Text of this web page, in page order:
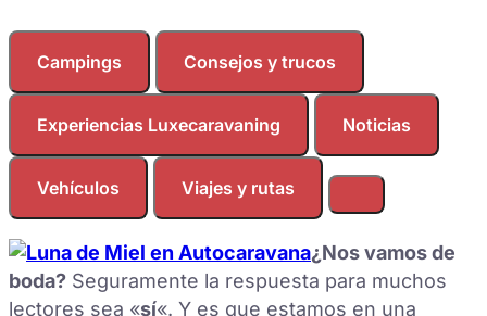
Campings Consejos y trucos
Experiencias Luxecaravaning Noticias
Vehículos Viajes y rutas
¿Nos vamos de
boda? Seguramente la respuesta para muchos
lectores sea «sí«. Y es que estamos en una